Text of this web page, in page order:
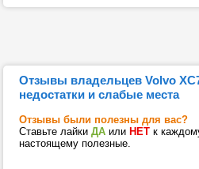
Отзывы владельцев Volvo
недостатки и слабые места
Отзывы были полезны для вас?
Ставьте лайки ДА или НЕТ к
настоящему полезные.